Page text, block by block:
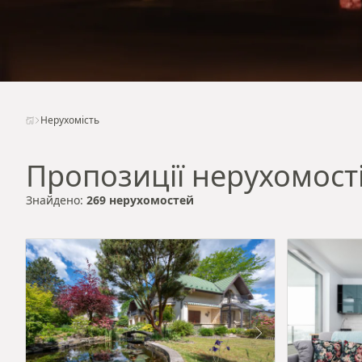
Нерухомість
Пропозиції
Знайдено: 269 нерухомостей